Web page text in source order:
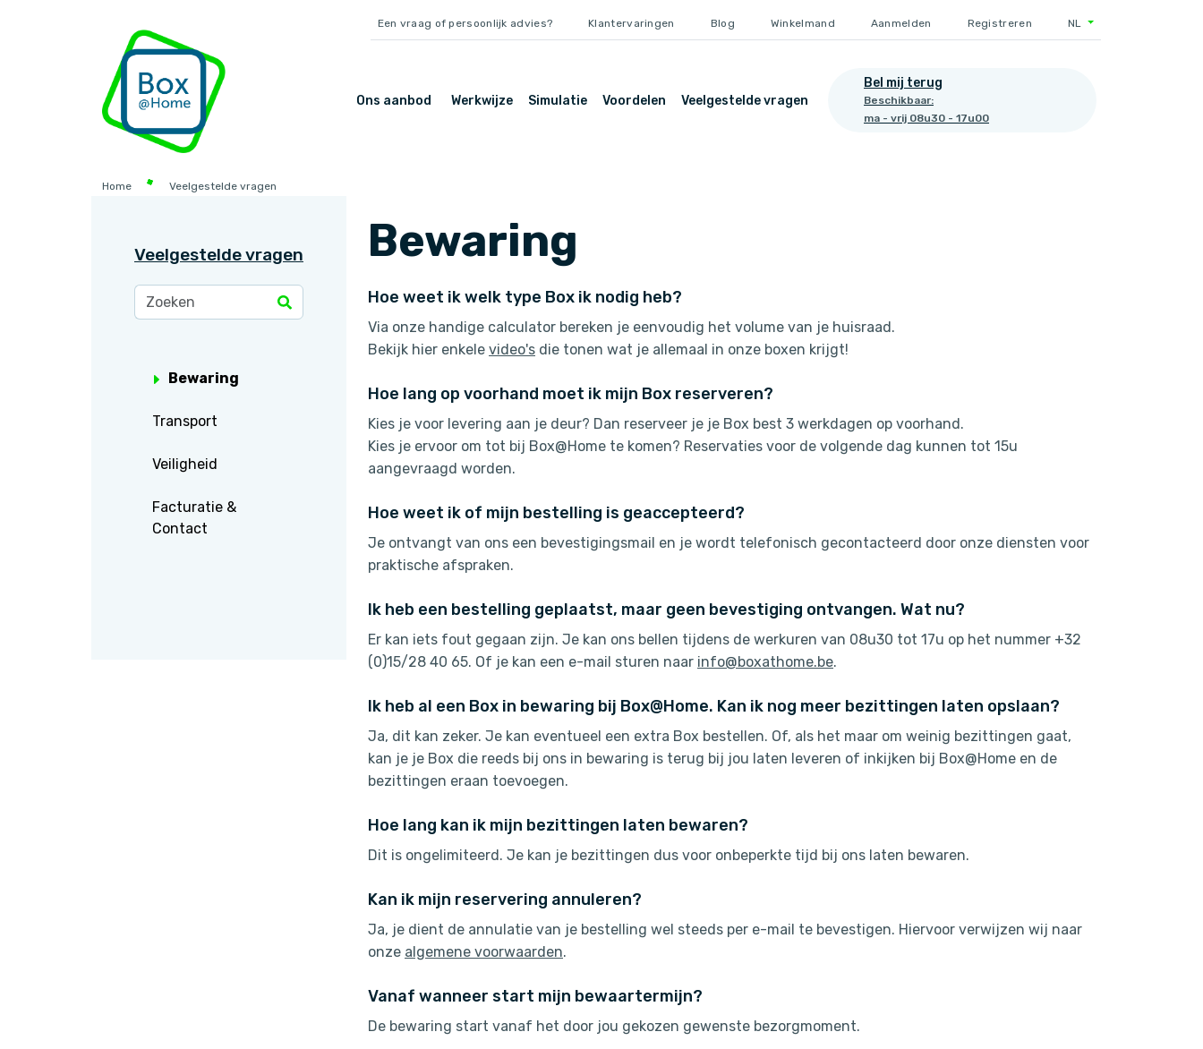
Een vraag of persoonlijk advies? Klantervaringen Blog Winkelmand Aanmelden Registreren NL
Ons aanbod Werkwijze Simulatie Voordelen Veelgestelde vragen
Bel mij terug
Beschikbaar:
ma - vrij 08u30 - 17u00
Home Veelgestelde vragen
Veelgestelde vragen
Bewaring
Transport
Veiligheid
Facturatie &
Contact
Bewaring
Hoe weet ik welk type Box ik nodig heb?
Via onze handige calculator bereken je eenvoudig het volume van je huisraad.
Bekijk hier enkele video's die tonen wat je allemaal in onze boxen krijgt!
Hoe lang op voorhand moet ik mijn Box reserveren?
Kies je voor levering aan je deur? Dan reserveer je je Box best 3 werkdagen op voorhand.
Kies je ervoor om tot bij Box@Home te komen? Reservaties voor de volgende dag kunnen tot 15u
aangevraagd worden.
Hoe weet ik of mijn bestelling is geaccepteerd?
Je ontvangt van ons een bevestigingsmail en je wordt telefonisch gecontacteerd door onze diensten voor
praktische afspraken.
Ik heb een bestelling geplaatst, maar geen bevestiging ontvangen. Wat nu?
Er kan iets fout gegaan zijn. Je kan ons bellen tijdens de werkuren van 08u30 tot 17u op het nummer +32
(0)15/28 40 65. Of je kan een e-mail sturen naar info@boxathome.be.
Ik heb al een Box in bewaring bij Box@Home. Kan ik nog meer bezittingen laten opslaan?
Ja, dit kan zeker. Je kan eventueel een extra Box bestellen. Of, als het maar om weinig bezittingen gaat,
kan je je Box die reeds bij ons in bewaring is terug bij jou laten leveren of inkijken bij Box@Home en de
bezittingen eraan toevoegen.
Hoe lang kan ik mijn bezittingen laten bewaren?
Dit is ongelimiteerd. Je kan je bezittingen dus voor onbeperkte tijd bij ons laten bewaren.
Kan ik mijn reservering annuleren?
Ja, je dient de annulatie van je bestelling wel steeds per e-mail te bevestigen. Hiervoor verwijzen wij naar
onze algemene voorwaarden.
Vanaf wanneer start mijn bewaartermijn?
De bewaring start vanaf het door jou gekozen gewenste bezorgmoment.